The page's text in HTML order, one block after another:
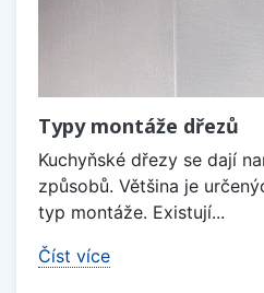
Typy montáže dřezů
Kuchyňské dřezy se dají
způsobů. Většina je
typ montáže. Existují...
Číst více